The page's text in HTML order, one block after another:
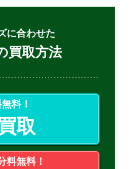
に合わせた
買取方法
料！
取
料無料！